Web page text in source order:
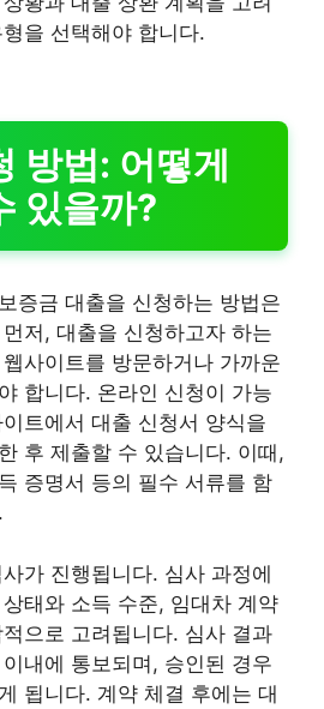
을 선택해야 합니다.
방법: 어떻게
있을까?
증금 대출을 신청하는 방법은
저, 대출을 신청하고자 하는
사이트를 방문하거나 가까운
합니다. 온라인 신청이 가능
트에서 대출 신청서 양식을
후 제출할 수 있습니다. 이때,
증명서 등의 필수 서류를 함
가 진행됩니다. 심사 과정에
태와 소득 수준, 임대차 계약
으로 고려됩니다. 심사 결과
내에 통보되며, 승인된 경우
됩니다. 계약 체결 후에는 대